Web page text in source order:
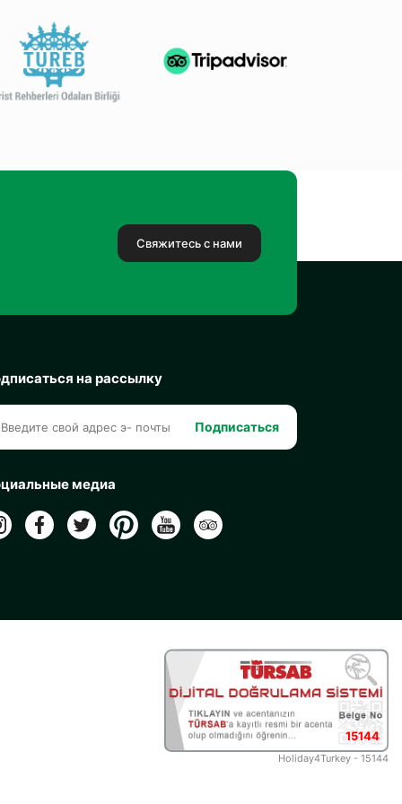
Свяжитесь с нами
на рассылку
Подписаться
медиа
15144
Holiday4Turkey - 15144